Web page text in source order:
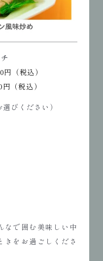
（税込）
（税込）
びください）
なで囲む美味しい中
きをお過ごしくださ